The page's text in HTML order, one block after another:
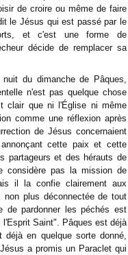
de croire ou même de faire
le Jésus qui est passé par le
et c'est une forme de
décide de remplacer sa
du dimanche de Pâques,
n'est pas quelque chose
clair que ni l'Église ni même
comme une réflexion après
de Jésus concernaient
cette paix et cette
partageurs et des hérauts de
considère pas la mission de
il la confie clairement aux
plus déconnectée de tout
de pardonner les péchés est
Saint". Pâques est déjà
en quelque sorte donné,
a promis un Paraclet qui